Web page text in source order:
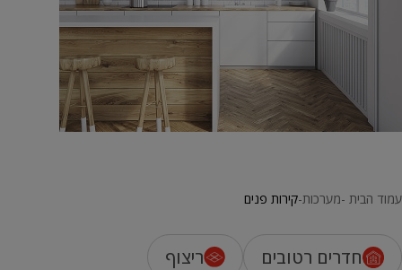
עמוד הבית מערכות קירות פנים
חדרים רטובים
ריצוף